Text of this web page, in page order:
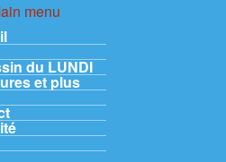
menu
du LUNDI
et plus